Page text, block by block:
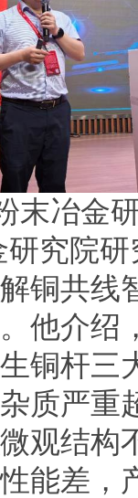
末冶金
究院
铜共线
他介绍
铜杆三
质严重
观结构
能差，